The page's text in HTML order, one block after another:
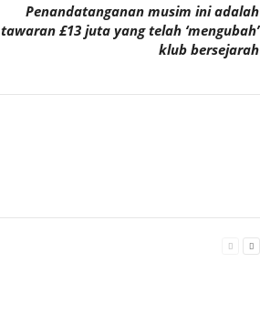
Penandatanganan musim ini adalah
tawaran £13 juta yang telah ‘mengubah’
klub bersejarah